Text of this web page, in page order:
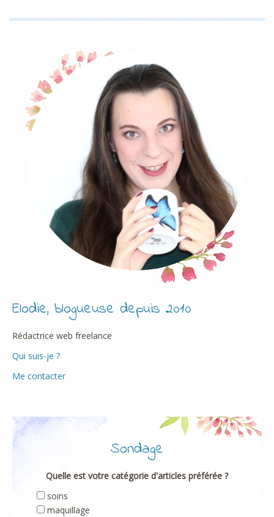
Elodie, blogueuse depuis 2010
Rédactrice web freelance
Qui suis-je ?
Me contacter
Sondage
Quelle est votre catégorie d'articles préférée ?
soins
maquillage